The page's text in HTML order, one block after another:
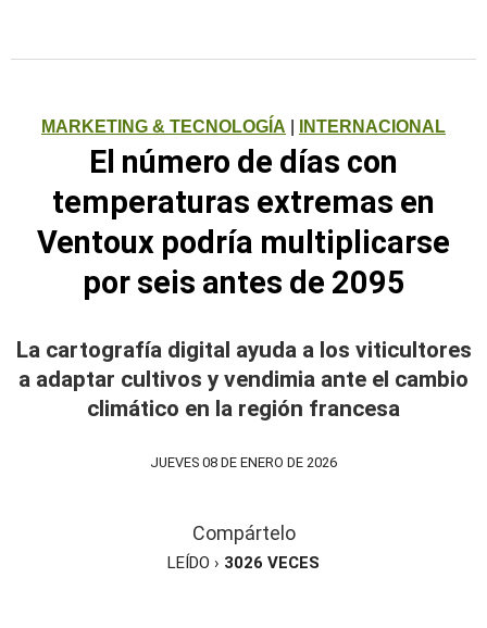
MARKETING & TECNOLOGÍA INTERNACIONAL
El número de días con
temperaturas extremas en
Ventoux podría multiplicarse
por seis antes de 2095
La cartografía digital ayuda a los viticultores
a adaptar cultivos y vendimia ante el cambio
climático en la región francesa
JUEVES 08 DE ENERO DE 2026
Compártelo
LEÍDO › 3026 VECES